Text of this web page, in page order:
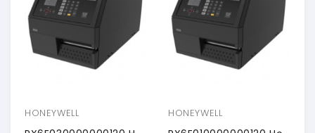
HONEYWELL HONEYWELL